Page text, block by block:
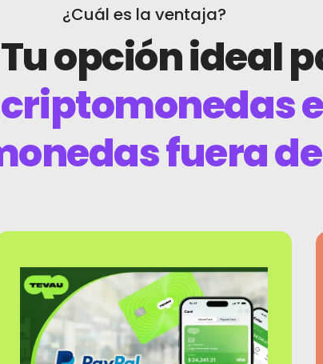
¿Cuál es la ventaja?
Tu opción ideal
criptomonedas
fuera